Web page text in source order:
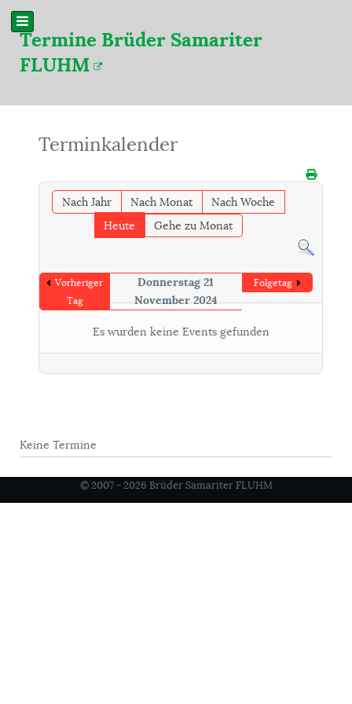
Termine Brüder Samariter
FLUHM
Terminkalender
Nach Jahr Nach Monat
Nach Woche
Heute
Gehe zu Monat
Vorheriger
Tag
Donnerstag 21
November 2024
Folgetag
Es wurden keine Events gefunden
Keine Termine
© 2007 - 2026 Brüder Samariter FLUHM